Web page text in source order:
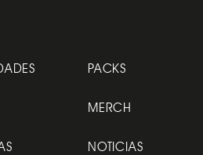
PACKS
MERCH
NOTICIAS